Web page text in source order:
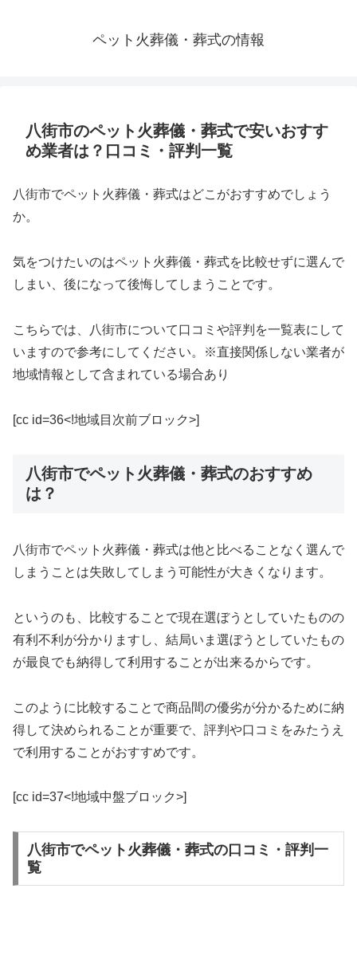
ペット火葬儀・葬式の情報
八街市のペット火葬儀・葬式で安いおすす
め業者は？口コミ・評判一覧
八街市でペット火葬儀・葬式はどこがおすすめでしょう
か。
気をつけたいのはペット火葬儀・葬式を比較せずに選んで
しまい、後になって後悔してしまうことです。
こちらでは、八街市について口コミや評判を一覧表にして
いますので参考にしてください。※直接関係しない業者が
地域情報として含まれている場合あり
[cc id=36<!地域目次前ブロック>]
八街市でペット火葬儀・葬式のおすすめ
は？
八街市でペット火葬儀・葬式は他と比べることなく選んで
しまうことは失敗してしまう可能性が大きくなります。
というのも、比較することで現在選ぼうとしていたものの
有利不利が分かりますし、結局いま選ぼうとしていたもの
が最良でも納得して利用することが出来るからです。
このように比較することで商品間の優劣が分かるために納
得して決められることが重要で、評判や口コミをみたうえ
で利用することがおすすめです。
[cc id=37<!地域中盤ブロック>]
八街市でペット火葬儀・葬式の口コミ・評判一
覧